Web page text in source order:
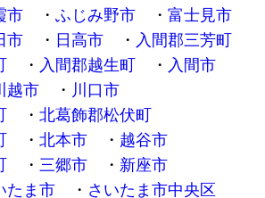
市 ふじみ野市
富士見市
市 日高市
入間郡三芳町
入間郡越生町
入間市
越市
川口市
北葛飾郡松伏町
北本市
越谷市
三郷市
新座市
たま市
さいたま市中央区